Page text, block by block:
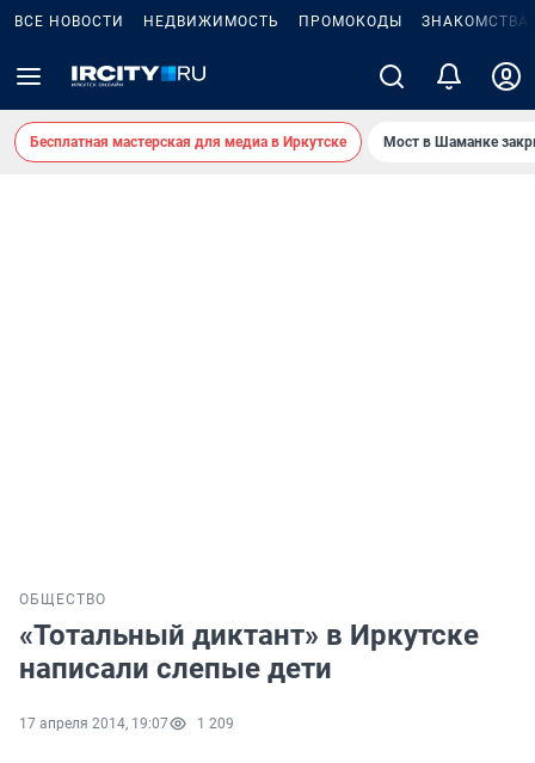
ВСЕ НОВОСТИ НЕДВИЖИМОСТЬ ПРОМОКОДЫ ЗНАКОМСТВА
Бесплатная мастерская для медиа в Иркутске Мост в Шаманке
ОБЩЕСТВО
«Тотальный диктант» в Иркутске
написали слепые дети
17 апреля 2014, 19:07 1 209